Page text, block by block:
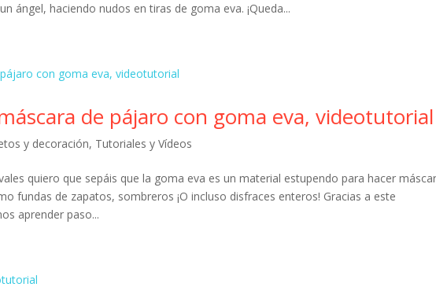
ángel, haciendo nudos en tiras de goma eva. ¡Queda...
de pájaro con goma eva, videotutorial
y decoración, Tutoriales y Vídeos
quiero que sepáis que la goma eva es un material estupendo para hacer
fundas de zapatos, sombreros ¡O incluso disfraces enteros! Gracias a este
aprender paso...